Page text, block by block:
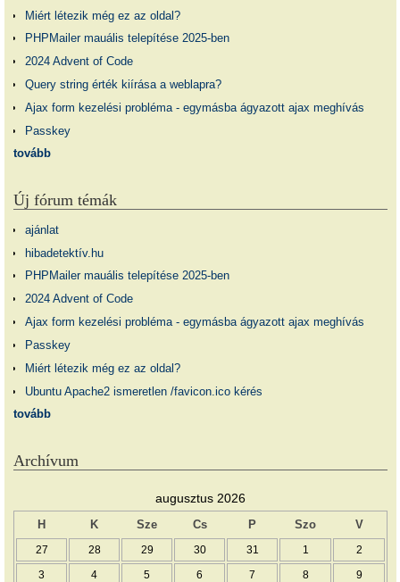
Miért létezik még ez az oldal?
PHPMailer mauális telepítése 2025-ben
2024 Advent of Code
Query string érték kiírása a weblapra?
Ajax form kezelési probléma - egymásba ágyazott ajax meghívás
Passkey
tovább
Új fórum témák
ajánlat
hibadetektív.hu
PHPMailer mauális telepítése 2025-ben
2024 Advent of Code
Ajax form kezelési probléma - egymásba ágyazott ajax meghívás
Passkey
Miért létezik még ez az oldal?
Ubuntu Apache2 ismeretlen /favicon.ico kérés
tovább
Archívum
augusztus 2026
H K Sze Cs P Szo V
27 28 29 30 31 1 2
3 4 5 6 7 8 9